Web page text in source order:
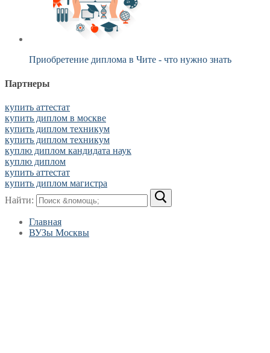
Приобретение диплома в Чите - что нужно знать
Партнеры
купить аттестат
купить диплом в москве
купить диплом техникум
купить диплом техникум
куплю диплом кандидата наук
куплю диплом
купить аттестат
купить диплом магистра
Найти:
Главная
ВУЗы Москвы